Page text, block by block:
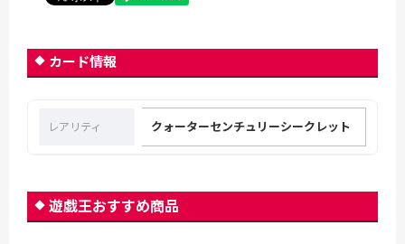
カード情報
レアリティ クォーターセンチュリーシークレット
遊戯王おすすめ商品